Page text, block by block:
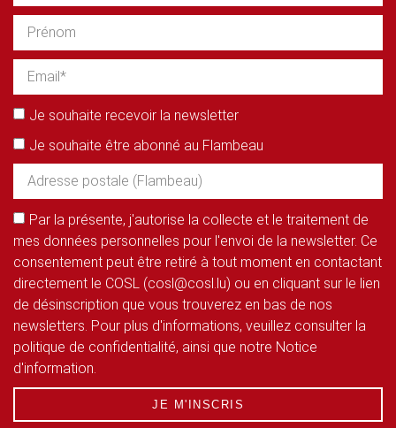
Je souhaite recevoir la newsletter
Je souhaite être abonné au Flambeau
Par la présente, j'autorise la collecte et le traitement de
mes données personnelles pour l'envoi de la newsletter. Ce
consentement peut être retiré à tout moment en contactant
directement le COSL (cosl@cosl.lu) ou en cliquant sur le lien
de désinscription que vous trouverez en bas de nos
newsletters. Pour plus d'informations, veuillez consulter la
politique de confidentialité, ainsi que notre Notice
d'information.
JE M'INSCRIS